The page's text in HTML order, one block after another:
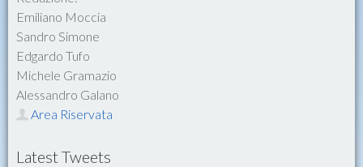
Emiliano Moccia
Sandro Simone
Edgardo Tufo
Michele Gramazio
Alessandro Galano
Area Riservata
Latest Tweets